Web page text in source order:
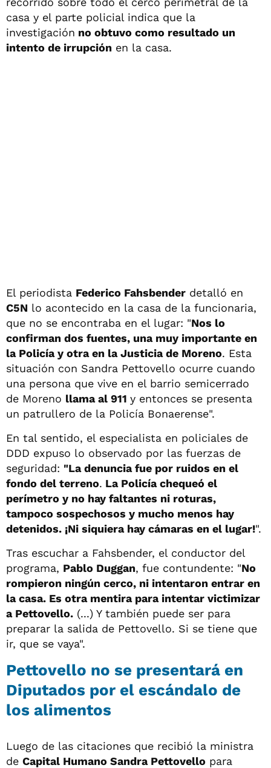
casa y el parte policial indica que la
investigación no obtuvo como resultado un
intento de irrupción en la casa.
El periodista Federico Fahsbender detalló en
C5N lo acontecido en la casa de la funcionaria,
que no se encontraba en el lugar: "Nos lo
confirman dos fuentes, una muy importante en
la Policía y otra en la Justicia de Moreno. Esta
situación con Sandra Pettovello ocurre cuando
una persona que vive en el barrio semicerrado
de Moreno llama al 911 y entonces se presenta
un patrullero de la Policía Bonaerense".
En tal sentido, el especialista en policiales de
DDD expuso lo observado por las fuerzas de
seguridad: "La denuncia fue por ruidos en el
fondo del terreno. La Policía chequeó el
perímetro y no hay faltantes ni roturas,
tampoco sospechosos y mucho menos hay
detenidos. ¡Ni siquiera hay cámaras en el lugar!".
Tras escuchar a Fahsbender, el conductor del
programa, Pablo Duggan, fue contundente: "No
rompieron ningún cerco, ni intentaron entrar en
la casa. Es otra mentira para intentar victimizar
a Pettovello. (...) Y también puede ser para
preparar la salida de Pettovello. Si se tiene que
ir, que se vaya".
Pettovello no se presentará en
Diputados por el escándalo de
los alimentos
Luego de las citaciones que recibió la ministra
de Capital Humano Sandra Pettovello para